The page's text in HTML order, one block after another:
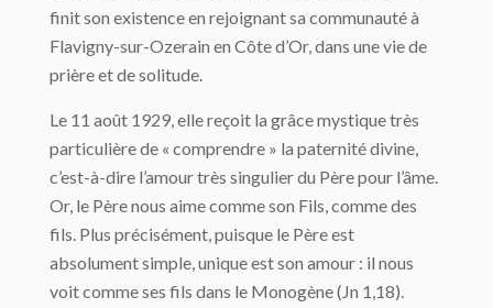
finit son existence en rejoignant sa communauté à
Flavigny-sur-Ozerain en Côte d’Or, dans une vie de
prière et de solitude.
Le 11 août 1929, elle reçoit la grâce mystique très
particulière de « comprendre » la paternité divine,
c’est-à-dire l’amour très singulier du Père pour l’âme.
Or, le Père nous aime comme son Fils, comme des
fils. Plus précisément, puisque le Père est
absolument simple, unique est son amour : il nous
voit comme ses fils dans le Monogène (Jn 1,18).